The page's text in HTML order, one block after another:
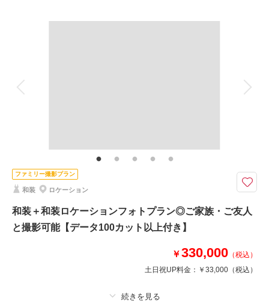
白無垢＋色打掛での撮影プラン
福島県内であれば出張料無料で撮影可能！
このプランで撮影可能な撮影レポート
撮影日：2026年4月13日
ファミリー撮影プラン
和装 ロケーション
和装＋和装ロケーションフォトプラン◎ご家族・ご友人
と撮影可能【データ100カット以上付き】
￥330,000 （税込）
土日祝UP料金： ￥33,000 （税込）